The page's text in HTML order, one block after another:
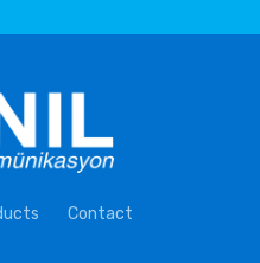
Contact